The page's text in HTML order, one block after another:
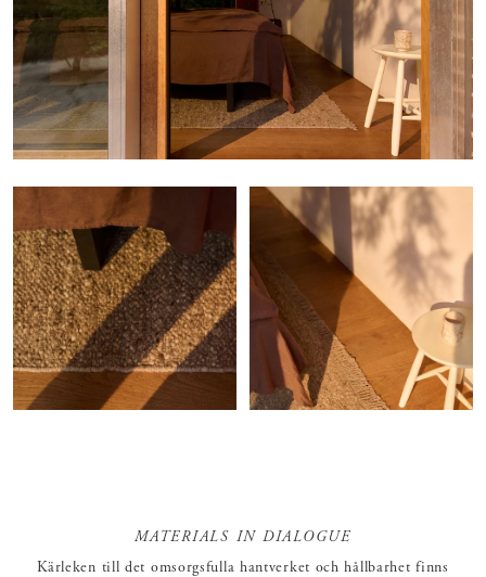
MATERIALS IN DIALOGUE
Kärleken till det omsorgsfulla hantverket och hållbarhet finns